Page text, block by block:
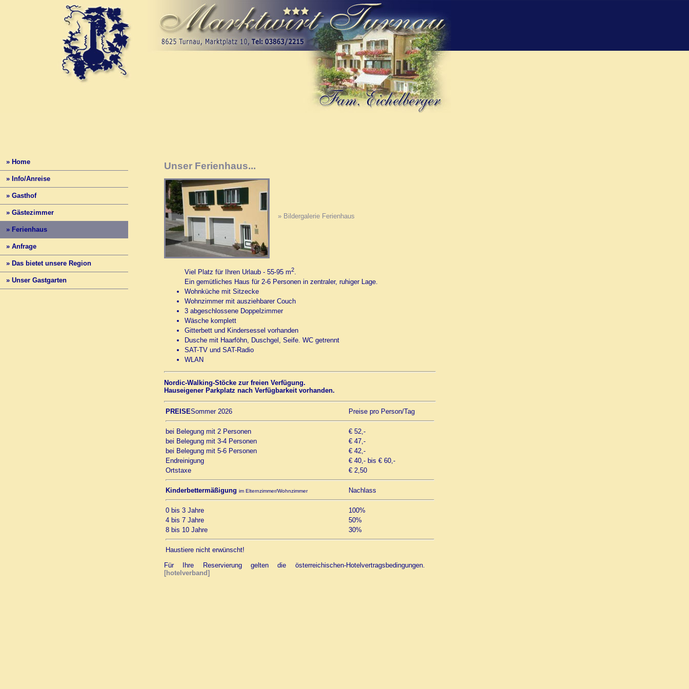
» Home
» Info/Anreise
» Gasthof
» Gästezimmer
» Ferienhaus
» Anfrage
» Das bietet unsere Region
» Unser Gastgarten
Unser Ferienhaus...
» Bildergalerie Ferienhaus
Viel Platz für Ihren Urlaub - 55-95 m2
Ein gemütliches Haus für 2-6 Personen in zentraler, ruhiger Lage.
Wohnküche mit Sitzecke
Wohnzimmer mit ausziehbarer Couch
3 abgeschlossene Doppelzimmer
Wäsche komplett
Gitterbett und Kindersessel vorhanden
Dusche mit Haarföhn, Duschgel, Seife. WC getrennt
SAT-TV und SAT-Radio
WLAN
Nordic-Walking-Stöcke zur freien Verfügung.
Hauseigener Parkplatz nach Verfügbarkeit vorhanden.
PREISESommer 2026 Preise pro Person/Tag
bei Belegung mit 2 Personen
€ 52,-
bei Belegung mit 3-4 Personen
€ 47,-
bei Belegung mit 5-6 Personen
€ 42,-
Endreinigung
€ 40,- bis € 60,-
Ortstaxe
€ 2,50
Kinderbettermäßigung im Elternzimmer/Wohnzimmer Nachlass
0 bis 3 Jahre
100%
4 bis 7 Jahre
50%
8 bis 10 Jahre
30%
Haustiere nicht erwünscht!
Für Ihre Reservierung gelten die österreichischen-Hotelvertragsbedingungen.
[hotelverband]